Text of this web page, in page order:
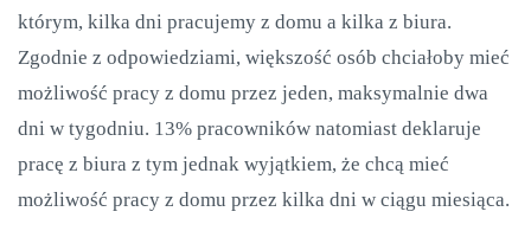
którym, kilka dni pracujemy z domu a kilka z biura.
Zgodnie z odpowiedziami, większość osób chciałoby mieć
możliwość pracy z domu przez jeden, maksymalnie dwa
dni w tygodniu. 13% pracowników natomiast deklaruje
pracę z biura z tym jednak wyjątkiem, że chcą mieć
możliwość pracy z domu przez kilka dni w ciągu miesiąca.